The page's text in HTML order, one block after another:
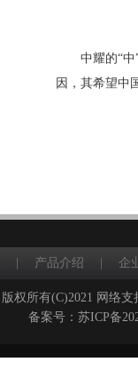
中耀的“
因，其希望中
产品介绍 企
版权所有(C)2021 网络支
备案号： 苏ICP备